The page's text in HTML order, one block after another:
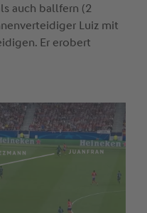
auch ballfern (2
Luiz mit
Er erobert